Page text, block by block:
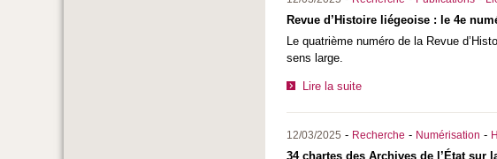
Revue d’Histoire liégeoise : le 4e
Le quatrième numéro de la Revue
sens large.
Lire la suite
12/03/2025 - Recherche - Numérisation -
34 chartes des Archives de l’État